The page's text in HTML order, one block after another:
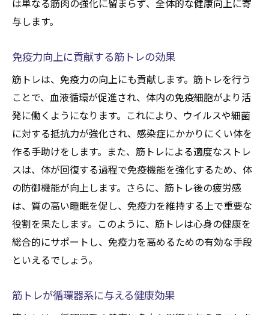
は単なる筋肉の強化に留まらず、全体的な健康向上に寄
与します。
免疫力向上に貢献する筋トレの効果
筋トレは、免疫力の向上にも貢献します。筋トレを行う
ことで、血液循環が促進され、体内の免疫細胞がより活
発に働くようになります。これにより、ウイルスや細菌
に対する抵抗力が強化され、感染症にかかりにくい体を
作る手助けをします。また、筋トレによる適度なストレ
スは、体が回復する過程で免疫機能を強化するため、体
の防御機能が向上します。さらに、筋トレ後の疲労感
は、質の高い睡眠を促し、免疫力を維持する上で重要な
役割を果たします。このように、筋トレは心身の健康を
総合的にサポートし、免疫力を高めるための有効な手段
といえるでしょう。
筋トレが循環器系に与える健康効果